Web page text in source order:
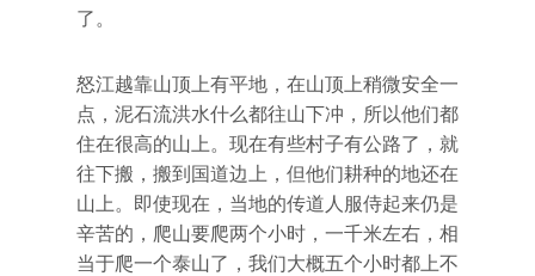
了。
怒江越靠山顶上有平地，在山顶上稍微安全一
点，泥石流洪水什么都往山下冲，所以他们都
住在很高的山上。现在有些村子有公路了，就
往下搬，搬到国道边上，但他们耕种的地还在
山上。即使现在，当地的传道人服侍起来仍是
辛苦的，爬山要爬两个小时，一千米左右，相
当于爬一个泰山了，我们大概五个小时都上不